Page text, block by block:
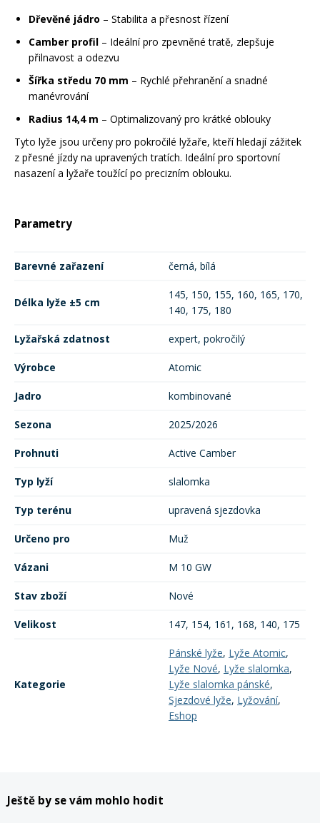
Dřevěné jádro – Stabilita a přesnost řízení
Camber profil – Ideální pro zpevněné tratě, zlepšuje
přilnavost a odezvu
Šířka středu 70 mm – Rychlé přehranění a snadné
manévrování
Radius 14,4 m – Optimalizovaný pro krátké oblouky
Tyto lyže jsou určeny pro pokročilé lyžaře, kteří hledají zážitek
z přesné jízdy na upravených tratích. Ideální pro sportovní
nasazení a lyžaře toužící po precizním oblouku.
Parametry
Barevné zařazení černá, bílá
Délka lyže ±5 cm
145, 150, 155, 160, 165, 170,
140, 175, 180
Lyžařská zdatnost expert, pokročilý
Výrobce Atomic
Jadro kombinované
Sezona 2025/2026
Prohnuti Active Camber
Typ lyží slalomka
Typ terénu upravená sjezdovka
Určeno pro Muž
Vázani M 10 GW
Stav zboží Nové
Velikost 147, 154, 161, 168, 140, 175
Kategorie
Pánské lyže, Lyže Atomic,
Lyže Nové, Lyže slalomka,
Lyže slalomka pánské,
Sjezdové lyže, Lyžování,
Eshop
Ještě by se vám mohlo hodit